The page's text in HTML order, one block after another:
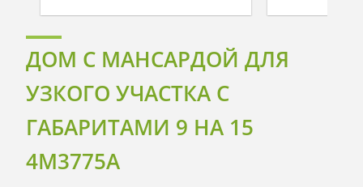
ДОМ С МАНСАРДОЙ ДЛЯ
УЗКОГО УЧАСТКА С
ГАБАРИТАМИ 9 НА 15
4M3775A